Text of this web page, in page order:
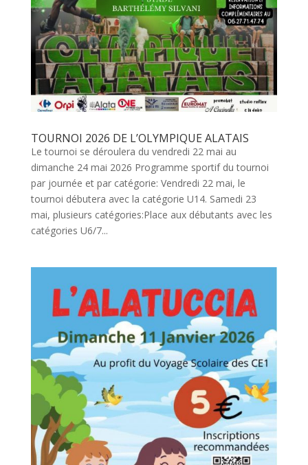
TOURNOI 2026 DE L’OLYMPIQUE ALATAIS
Le tournoi se déroulera du vendredi 22 mai au
dimanche 24 mai 2026 Programme sportif du tournoi
par journée et par catégorie: Vendredi 22 mai, le
tournoi débutera avec la catégorie U14. Samedi 23
mai, plusieurs catégories:Place aux débutants avec les
catégories U6/7...